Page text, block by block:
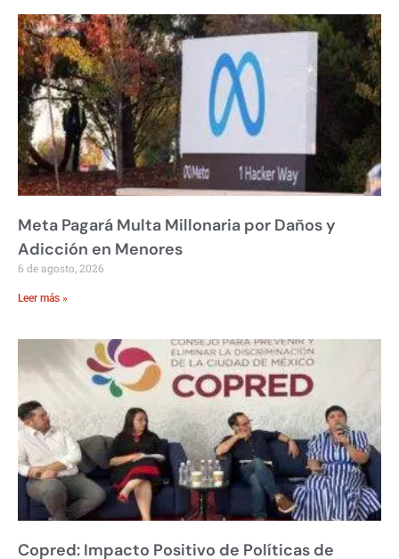
Meta Pagará Multa Millonaria por Daños y
Adicción en Menores
6 de agosto, 2026
Leer más »
Copred: Impacto Positivo de Políticas de